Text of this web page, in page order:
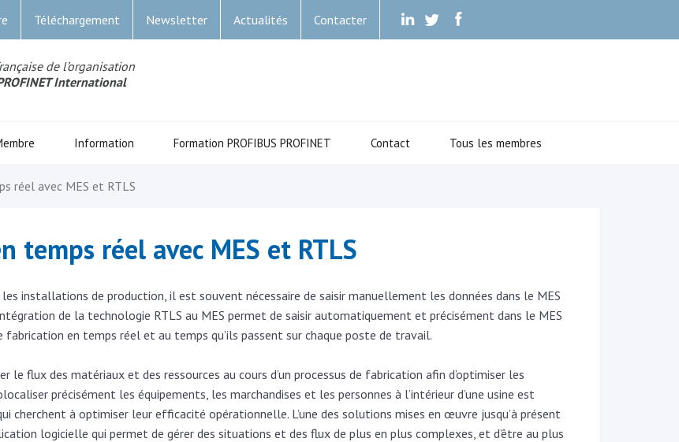
Téléchargement Newsletter Actualités Contacter . . .
de l’organisation
International
Information Formation PROFIBUS PROFINET Contact Tous les membres
réel avec MES et RTLS
réel avec MES et RTLS
installations de production, il est souvent nécessaire de saisir manuellement les données dans le MES
de la technologie RTLS au MES permet de saisir automatiquement et précisément dans le MES
fabrication en temps réel et au temps qu’ils passent sur chaque poste de travail.
le flux des matériaux et des ressources au cours d’un processus de fabrication afin d’optimiser les
précisément les équipements, les marchandises et les personnes à l’intérieur d’une usine est
cherchent à optimiser leur efficacité opérationnelle. L’une des solutions mises en œuvre jusqu’à présent
logicielle qui permet de gérer des situations et des flux de plus en plus complexes, et d’être au plus